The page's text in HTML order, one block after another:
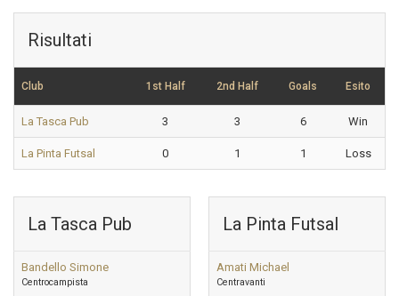
Risultati
Club 1st Half 2nd Half Goals Esito
La Tasca Pub 3 3 6 Win
La Pinta Futsal 0 1 1 Loss
La Tasca Pub
Bandello Simone
Centrocampista
La Pinta Futsal
Amati Michael
Centravanti